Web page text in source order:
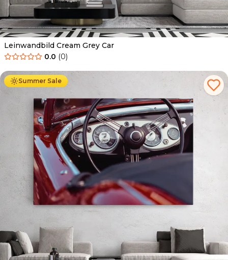
Leinwandbild Cream Grey Car
0.0 (0)
Summer Sale
Ab 39.90 € 34.90